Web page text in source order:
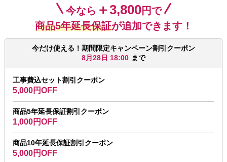
今なら ＋3,800円で
商品5年延長保証が追加できます！
今だけ使える！期間限定キャンペーン割引クーポン
8月28日 18:00 まで
工事費込セット割引クーポン
5,000円OFF
商品5年延長保証割引クーポン
1,000円OFF
商品10年延長保証割引クーポン
5,000円OFF